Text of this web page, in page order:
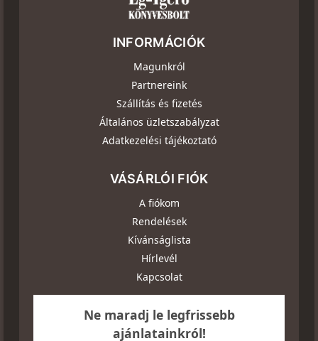
INFORMÁCIÓK
Magunkról
Partnereink
Szállítás és fizetés
Általános üzletszabályzat
Adatkezelési tájékoztató
VÁSÁRLÓI FIÓK
A fiókom
Rendelések
Kívánságlista
Hírlevél
Kapcsolat
Ne maradj le legfrissebb
ajánlatainkról!